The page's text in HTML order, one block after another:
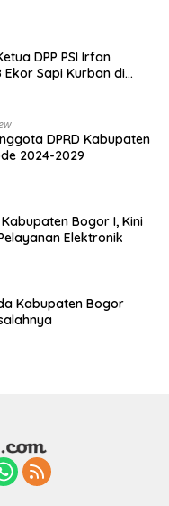
DPP PSI Irfan
Sapi Kurban di
DPRD Kabupaten
2024-2029
Bogor I, Kini
Elektronik
Kabupaten Bogor